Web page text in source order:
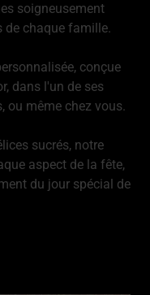
soigneusement
de chaque famille.
conçue
dans l'un de ses
ou même chez vous.
sucrés, notre
aspect de la fête,
du jour spécial de